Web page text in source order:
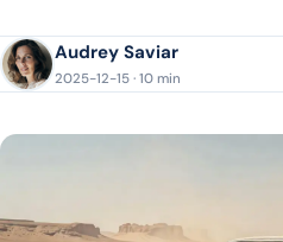
Audrey Saviar
2025-12-15 · 10 min